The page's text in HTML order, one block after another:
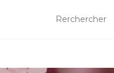
LA NAVIGATION